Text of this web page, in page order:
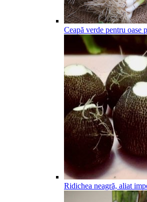
Ceapă verde pentru oase
Ridichea neagră, aliat